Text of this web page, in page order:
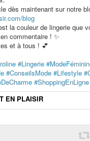
dès maintenant sur notre
blog
la couleur de lingerie que
commentaire ! ✨
et à tous ! 💕
#Lingerie
#ConseilsMode #Lifestyle
#ShoppingEnLigne
EN PLAISIR